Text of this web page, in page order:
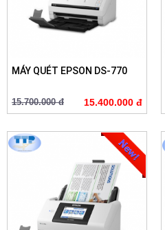
MÁY QUÉT EPSON DS-770
15.700.000 đ 15.400.000 đ